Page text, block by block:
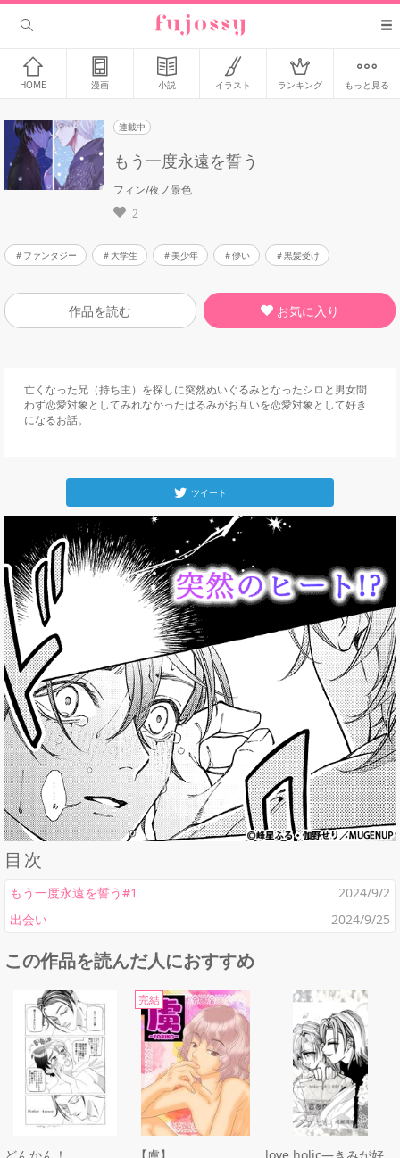
HOME 漫画 小説 イラスト ランキング もっと見る
連載中
もう一度永遠を誓う
フィン/夜ノ景色
2
ファンタジー 大学生 美少年 儚い 黒髪受け
作品を読む お気に入り
亡くなった兄（持ち主）を探しに突然ぬいぐるみとなったシロと男女問
わず恋愛対象としてみれなかったはるみがお互いを恋愛対象として好き
になるお話。
ツイート
目次
もう一度永遠を誓う#1
2024/9/2
出会い
2024/9/25
この作品を読んだ人におすすめ
完結